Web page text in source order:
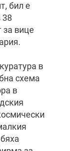
бил е
38
за вице
в
схема
в